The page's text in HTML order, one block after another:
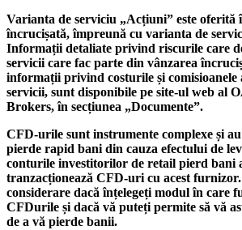
Varianta de serviciu „Acțiuni” este oferită
încrucișată, împreună cu varianta de
Informații detaliate privind riscurile care
servicii care fac parte din vânzarea
informații privind costurile și comisioanele
servicii, sunt disponibile pe site-ul web al
Brokers, în secțiunea „Documente”.
CFD-urile sunt instrumente complexe și
pierde rapid bani din cauza efectului de
conturile investitorilor de retail pierd bani
tranzacționează CFD-uri cu acest
considerare dacă înțelegeți modul în care
CFDurile și dacă vă puteți permite să vă
de a vă pierde banii.